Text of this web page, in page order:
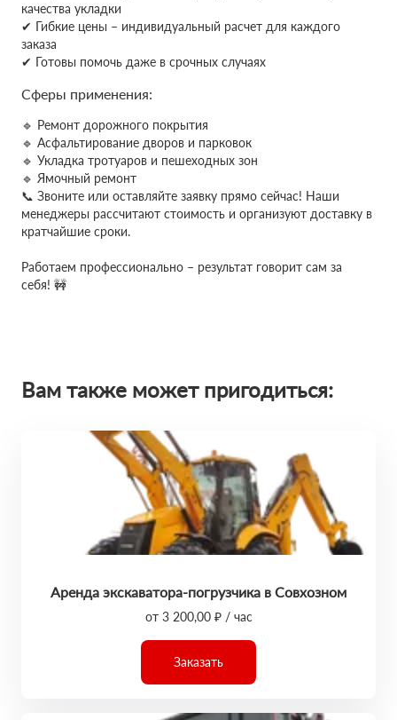
качества укладки
✔ Гибкие цены – индивидуальный расчет для каждого
заказа
✔ Готовы помочь даже в срочных случаях
Сферы применения:
🔹 Ремонт дорожного покрытия
🔹 Асфальтирование дворов и парковок
🔹 Укладка тротуаров и пешеходных зон
🔹 Ямочный ремонт
📞 Звоните или оставляйте заявку прямо сейчас! Наши
менеджеры рассчитают стоимость и организуют доставку в
кратчайшие сроки.
Работаем профессионально – результат говорит сам за
себя! 🚧
Вам также может пригодиться:
Аренда экскаватора-погрузчика в Совхозном
от 3 200,00 ₽ / час
Заказать